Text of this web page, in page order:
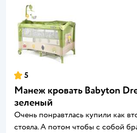
5
Манеж кровать Babyton
зеленый
Очень понравтлась купили как
стояла. А потом чтобы с собой